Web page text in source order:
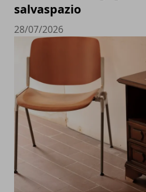
salvaspazio
28/07/2026